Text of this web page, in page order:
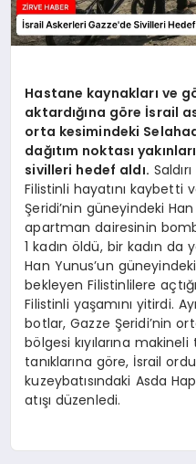
Hastane kaynakları ve
aktardığına göre İsrail
orta kesimindeki
dağıtım noktası
sivilleri hedef aldı.
Filistinli hayatını kaybetti
Şeridi’nin güneyindeki
apartman dairesinin
1 kadın öldü, bir kadın da
Han Yunus’un
bekleyen Filistinlilere
Filistinli yaşamını yitirdi.
botlar, Gazze Şeridi’nin
bölgesi kıyılarına
tanıklarına göre, İsrail
kuzeybatısındaki Asda
atışı düzenledi.